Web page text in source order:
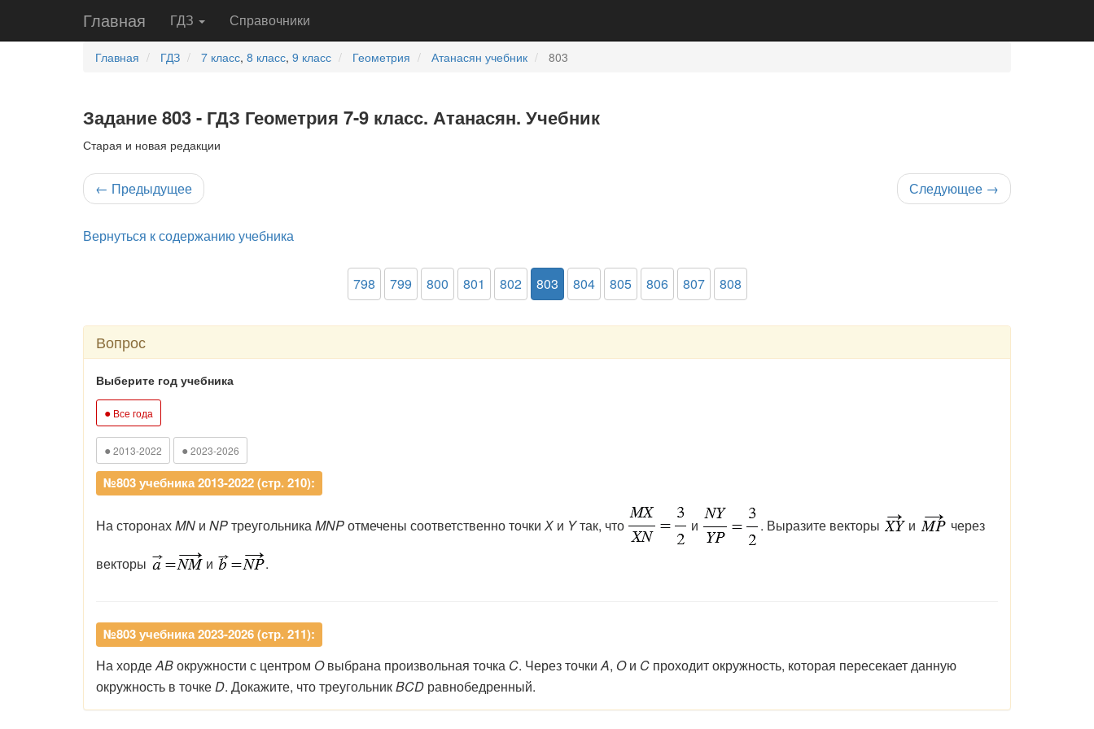
Главная ГДЗ Справочники
Главная ГДЗ 7 класс, 8 класс, 9 класс Геометрия Атанасян учебник 803
Задание 803 - ГДЗ Геометрия 7-9 класс. Атанасян. Учебник
Старая и новая редакции
← Предыдущее Следующее →
Вернуться к содержанию учебника
798 799 800 801 802 803 804 805 806 807 808
Вопрос
Выберите год учебника
● Все года
● 2013-2022 ● 2023-2026
№803 учебника 2013-2022 (стр. 210):
На сторонахMN и NPтреугольникаMNPотмечены соответственно точки Х и Yтак, что и . Выразите векторы и через
векторы и .
№803 учебника 2023-2026 (стр. 211):
НахордеABокружности с центром O выбрана произвольная точка C. ЧерезточкиA, O и C проходитокружность, которая пересекаетданную
окружность в точкеD. Докажите, чтотреугольникBCD равнобедренный.